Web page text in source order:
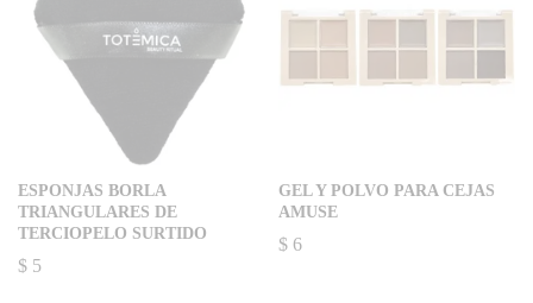
ESPONJAS BORLA
TRIANGULARES DE
TERCIOPELO SURTIDO
$ 5
GEL Y POLVO PARA CEJAS
AMUSE
$ 6